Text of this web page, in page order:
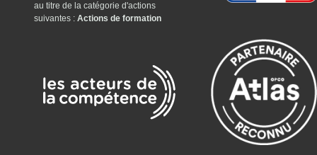
au titre de la catégorie d'actions
suivantes : Actions de formation